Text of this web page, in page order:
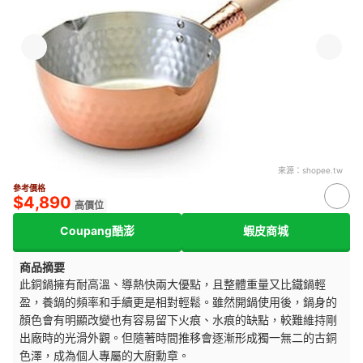
來源： shopee.tw
參考價格
$4,890 高價位
Coupang酷澎 蝦皮商城
商品摘要
此銅鍋擁有耐高溫、導熱快兩大優點，且整體重量又比鐵鍋輕
盈，養鍋的頻率和手續更是相對輕鬆。雖然開鍋使用後，鍋身的
顏色會有明顯改變也有容易留下火痕、水痕的缺點，較難維持剛
出廠時的光滑外觀。但隨著時間推移會逐漸形成獨一無二的古銅
色澤，成為個人專屬的大廚勳章。